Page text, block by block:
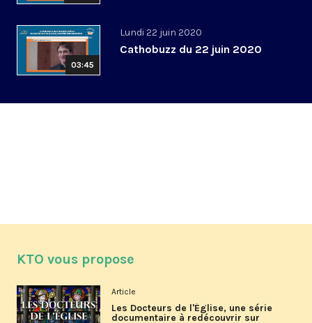
03:45
Lundi 22 juin 2020
Cathobuzz du 22 juin 2020
KTO vous propose
Article
Les Docteurs de l'Église, une série
documentaire à redécouvrir sur